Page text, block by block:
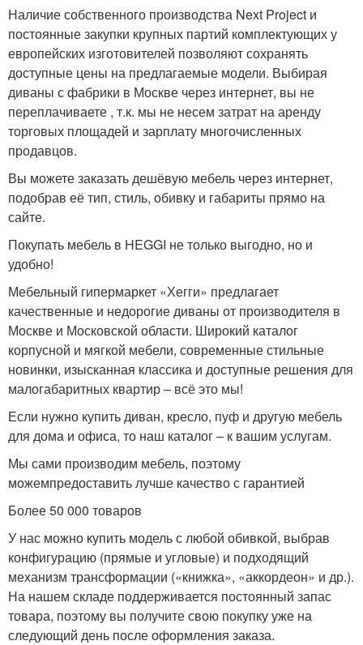
Наличие собственного производства Next Project и
постоянные закупки крупных партий комплектующих у
европейских изготовителей позволяют сохранять
доступные цены на предлагаемые модели. Выбирая
диваны с фабрики в Москве через интернет, вы не
переплачиваете , т.к. мы не несем затрат на аренду
торговых площадей и зарплату многочисленных
продавцов.
Вы можете заказать дешёвую мебель через интернет,
подобрав её тип, стиль, обивку и габариты прямо на
сайте.
Покупать мебель в HEGGI не только выгодно, но и
удобно!
Мебельный гипермаркет «Хегги» предлагает
качественные и недорогие диваны от производителя в
Москве и Московской области. Широкий каталог
корпусной и мягкой мебели, современные стильные
новинки, изысканная классика и доступные решения для
малогабаритных квартир – всё это мы!
Если нужно купить диван, кресло, пуф и другую мебель
для дома и офиса, то наш каталог – к вашим услугам.
Мы сами производим мебель, поэтому
можемпредоставить лучше качество с гарантией
Более 50 000 товаров
У нас можно купить модель с любой обивкой, выбрав
конфигурацию (прямые и угловые) и подходящий
механизм трансформации («книжка», «аккордеон» и др.).
На нашем складе поддерживается постоянный запас
товара, поэтому вы получите свою покупку уже на
следующий день после оформления заказа.